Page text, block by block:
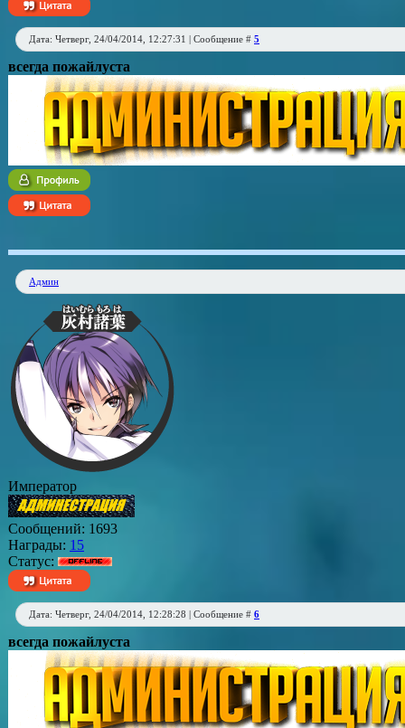
Дата: Четверг, 24/04/2014, 12:27:31 | Сообщение # 5
всегда пожайлуста
Админ
Император
Сообщений: 1693
Награды: 15
Статус:
Дата: Четверг, 24/04/2014, 12:28:28 | Сообщение # 6
всегда пожайлуста